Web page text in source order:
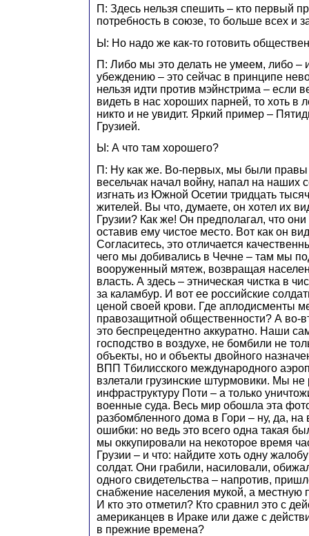
П: Здесь нельзя спешить – кто первый
потребность в союзе, то больше всех и
Ы: Но надо же как-то готовить
П: Либо мы это делать не умеем, либо –
убеждению – это сейчас в принципе
нельзя идти против мэйнстрима – если
видеть в нас хороших парней, то хоть в
никто и не увидит. Яркий пример –
Грузией.
Ы: А что там хорошего?
П: Ну как же. Во-первых, мы были правы
весельчак начал войну, напал на наших
изгнать из Южной Осетии тридцать
жителей. Вы что, думаете, он хотел их
Грузии? Как же! Он предполагал, что
оставив ему чистое место. Вот как он
Согласитесь, это отличается
чего мы добивались в Чечне – там мы
вооруженный мятеж, возвращая
власть. А здесь – этническая чистка в
за каламбур. И вот ее российские
ценой своей крови. Где аплодисменты
правозащитной общественности? А во-
это беспрецедентно аккуратно. Наши
господство в воздухе, не бомбили не
объекты, но и объекты двойного
ВПП Тбилисского международного
взлетали грузинские штурмовики. Мы
инфраструктуру Поти – а только
военные суда. Весь мир обошла эта
разбомбленного дома в Гори – ну, да,
ошибки: но ведь это всего одна такая
мы оккупировали на некоторое время
Грузии – и что: найдите хоть одну
солдат. Они грабили, насиловали,
одного свидетельства – напротив,
снабжение населения мукой, а местную
И кто это отметил? Кто сравнил это с
американцев в Ираке или даже с
в прежние времена?